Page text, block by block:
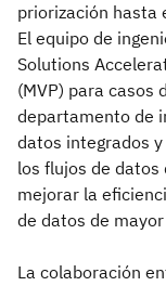
priorización hasta
El equipo de
Solutions
(MVP) para casos
departamento de
datos integrados
los flujos de
mejorar la
de datos de
La colaboración